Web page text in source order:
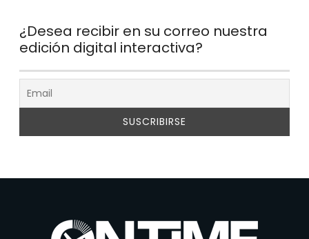
¿Desea recibir en su correo nuestra
edición digital interactiva?